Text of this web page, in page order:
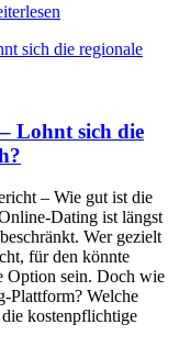
Lohnt sich die
– Wie gut ist die
Dating ist längst
Wer gezielt
für den könnte
Option sein. Doch wie
Plattform? Welche
kostenpflichtige